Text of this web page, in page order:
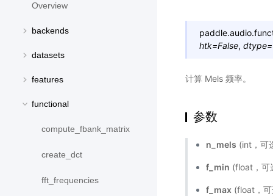
Overview
backends
datasets
features
functional
compute_fbank_matrix
create_dct
fft_frequencies
htk=False, dtype=
计算 Mels 频率。
参数
n_mels (int，可
f_min (float，可
f_max (float，